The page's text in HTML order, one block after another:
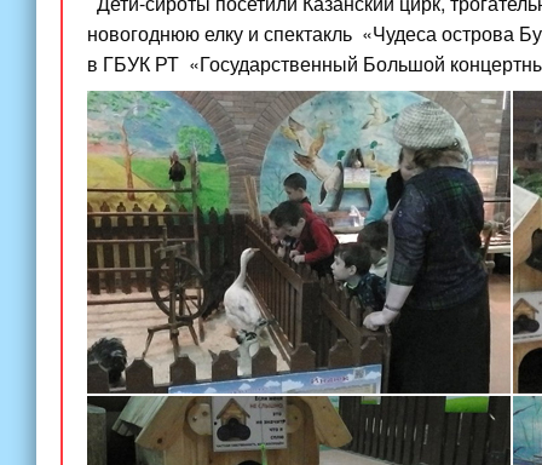
новогоднюю елку и спектакль «Чудесаострова
в ГБУК РТ «Государственный Большой